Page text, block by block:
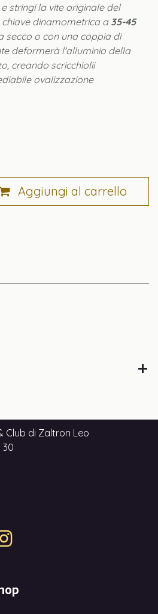
stringi la vite originale del
dinamometrica a 35-45
secco o con una coppia di
deformerà l'alluminio della
creando scricchiolii
ovalizzazione
Aggiungi al carrello
Club di Zaltron Leo
30